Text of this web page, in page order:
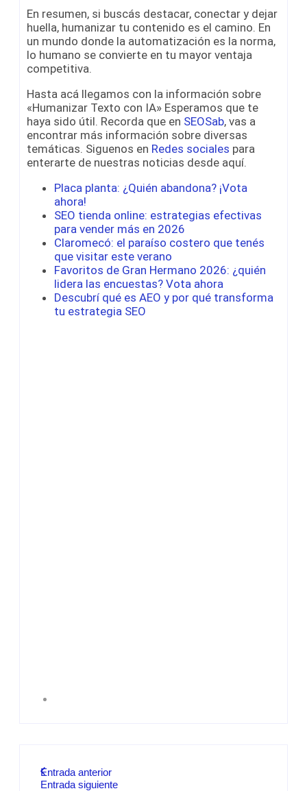
En resumen, si buscás destacar, conectar y dejar
huella, humanizar tu contenido es el camino. En
un mundo donde la automatización es la norma,
lo humano se convierte en tu mayor ventaja
competitiva.
Hasta acá llegamos con la información sobre
«Humanizar Texto con IA» Esperamos que te
haya sido útil. Recorda que en SEOSab, vas a
encontrar más información sobre diversas
temáticas. Siguenos en Redes sociales para
enterarte de nuestras noticias desde aquí.
Placa planta: ¿Quién abandona? ¡Vota
ahora!
SEO tienda online: estrategias efectivas
para vender más en 2026
Claromecó: el paraíso costero que tenés
que visitar este verano
Favoritos de Gran Hermano 2026: ¿quién
lidera las encuestas? Vota ahora
Descubrí qué es AEO y por qué transforma
tu estrategia SEO
Entrada anterior
Entrada siguiente